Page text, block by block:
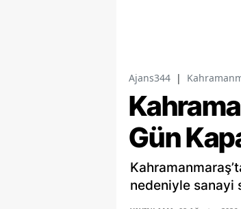
Ajans344 |
Gün
nedeniyle sanayi